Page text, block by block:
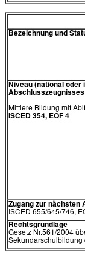
Bezeichnung und
Niveau (national oder
Abschlusszeugnisses
Mittlere Bildung mit
ISCED 354, EQF 4
Zugang zur nächsten
ISCED 655/645/746,
Rechtsgrundlage
Gesetz Nr.561/2004
Sekundarschulbildung